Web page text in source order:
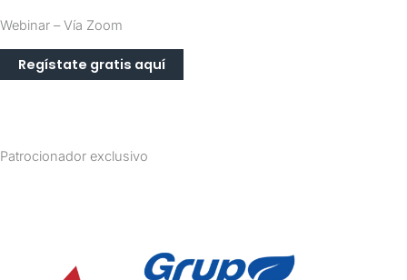
Webinar – Vía Zoom
Regístate gratis aquí
Patrocionador exclusivo